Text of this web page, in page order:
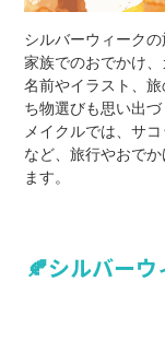
シルバーウィーク
家族でのおでかけ、
名前やイラスト、
ち物選びも思い出づ
メイクルでは、サ
など、旅行やおで
ます。
🍂シルバー